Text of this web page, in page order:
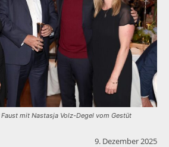
mit Nastasja Volz-Degel vom Gestüt
9. Dezember 2025